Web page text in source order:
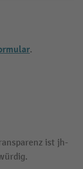
.
ist jh-